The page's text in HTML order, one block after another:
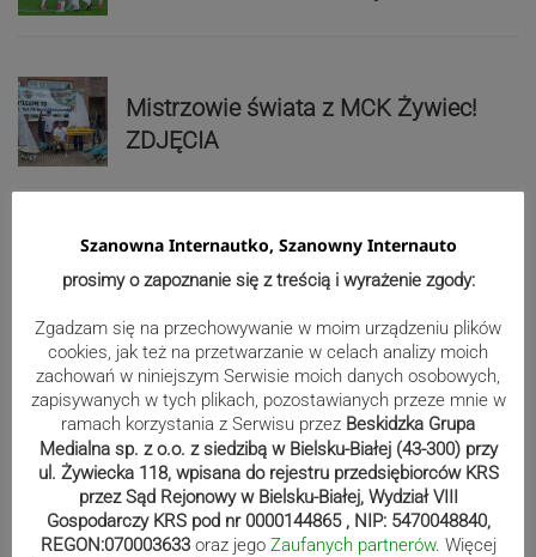
Mistrzowie świata z MCK Żywiec!
ZDJĘCIA
Bracia Szejowie ruszają po kolejne
punkty. Liderzy mistrzostw
80-lecie Soły Kobiernice. Będzie się
działo! SZCZEGÓŁOWY PROGRAM
Reklama
Szanowna Internautko, Szanowny Internauto
prosimy o zapoznanie się z treścią i wyrażenie zgody:
Zgadzam się na przechowywanie w moim urządzeniu plików
cookies, jak też na przetwarzanie w celach analizy moich
zachowań w niniejszym Serwisie moich danych osobowych,
zapisywanych w tych plikach, pozostawianych przeze mnie w
ramach korzystania z Serwisu przez Beskidzka Grupa
Medialna sp. z o.o. z siedzibą w Bielsku-Białej (43-300) przy
ul. Żywiecka 118, wpisana do rejestru przedsiębiorców KRS
przez Sąd Rejonowy w Bielsku-Białej, Wydział VIII
Gospodarczy KRS pod nr 0000144865 , NIP: 5470048840,
REGON:070003633 oraz jego Zaufanych partnerów. Więcej